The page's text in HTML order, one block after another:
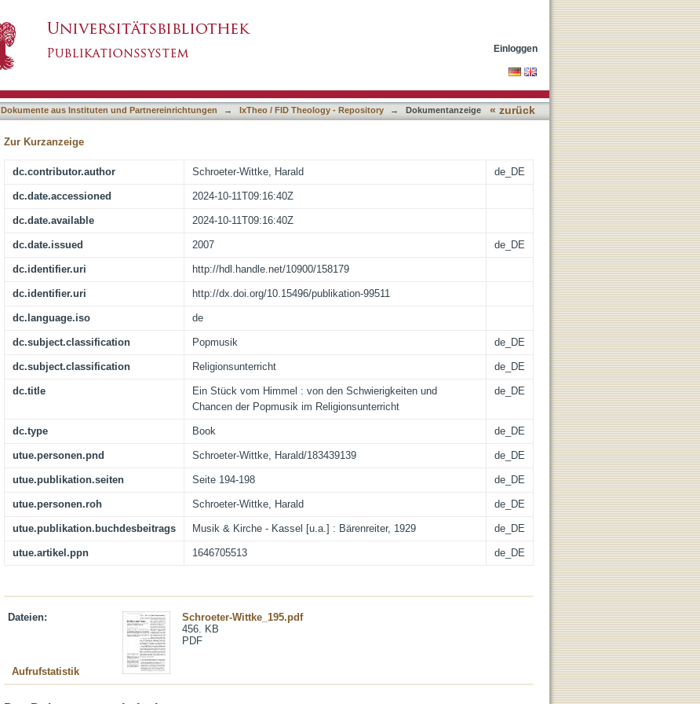
Einloggen
Dokumente aus Instituten und Partnereinrichtungen → IxTheo / FID Theology - Repository → Dokumentanzeige « zurück
Zur Kurzanzeige
dc.contributor.author Schroeter-Wittke, Harald de_DE
dc.date.accessioned 2024-10-11T09:16:40Z
dc.date.available 2024-10-11T09:16:40Z
dc.date.issued 2007 de_DE
dc.identifier.uri http://hdl.handle.net/10900/158179
dc.identifier.uri http://dx.doi.org/10.15496/publikation-99511
dc.language.iso de
dc.subject.classification Popmusik de_DE
dc.subject.classification Religionsunterricht de_DE
dc.title
Ein Stück vom Himmel : von den Schwierigkeiten und
Chancen der Popmusik im Religionsunterricht
de_DE
dc.type Book de_DE
utue.personen.pnd Schroeter-Wittke, Harald/183439139 de_DE
utue.publikation.seiten Seite 194-198 de_DE
utue.personen.roh Schroeter-Wittke, Harald de_DE
utue.publikation.buchdesbeitrags Musik & Kirche - Kassel [u.a.] : Bärenreiter, 1929 de_DE
utue.artikel.ppn 1646705513 de_DE
Dateien:
Schroeter-Wittke_195.pdf
456. KB
PDF
Aufrufstatistik